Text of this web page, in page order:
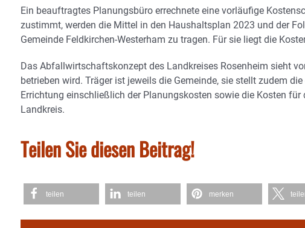
Ein beauftragtes Planungsbüro errechnete eine vorläufige
zustimmt, werden die Mittel in den Haushaltsplan 2023 und der
Gemeinde Feldkirchen-Westerham zu tragen. Für sie liegt die
Das Abfallwirtschaftskonzept des Landkreises Rosenheim sieht
betrieben wird. Träger ist jeweils die Gemeinde, sie stellt zudem
Errichtung einschließlich der Planungskosten sowie die Kosten
Landkreis.
Teilen Sie diesen Beitrag!
teilen teilen merken